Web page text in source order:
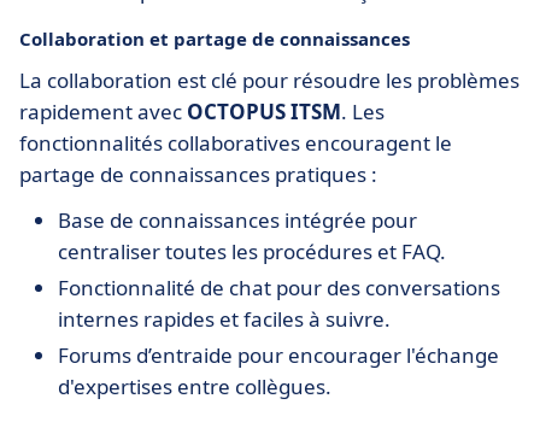
Collaboration et partage de connaissances
La collaboration est clé pour résoudre les problèmes
rapidement avec OCTOPUS ITSM. Les
fonctionnalités collaboratives encouragent le
partage de connaissances pratiques :
Base de connaissances intégrée pour
centraliser toutes les procédures et FAQ.
Fonctionnalité de chat pour des conversations
internes rapides et faciles à suivre.
Forums d’entraide pour encourager l'échange
d'expertises entre collègues.